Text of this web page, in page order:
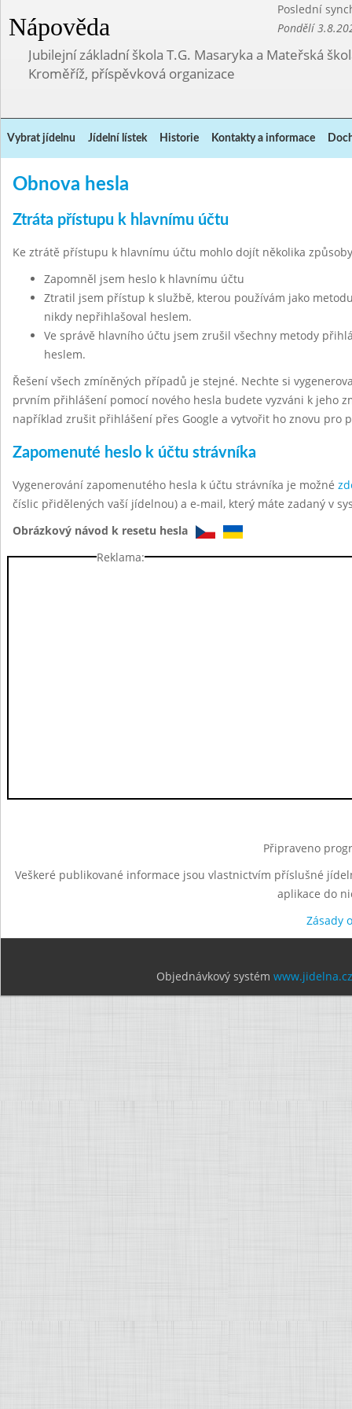
Nápověda
Poslední
Pondělí
Jubilejní základní škola T.G. Masaryka a Mateřská
Kroměříž, příspěvková organizace
Vybrat jídelnu Jídelní lístek Historie Kontakty a informace
Obnova hesla
Ztráta přístupu k hlavnímu účtu
Ke ztrátě přístupu k hlavnímu účtu mohlo dojít několika
Zapomněl jsem heslo k hlavnímu účtu
Ztratil jsem přístup k službě, kterou používám jako
nikdy nepřihlašoval heslem.
Ve správě hlavního účtu jsem zrušil všechny metody
heslem.
Řešení všech zmíněných případů je stejné. Nechte si
prvním přihlášení pomocí nového hesla budete vyzváni k jeho
například zrušit přihlášení přes Google a vytvořit ho znovu pro
Zapomenuté heslo k účtu strávníka
Vygenerování zapomenutého hesla k účtu strávníka je možné
číslic přidělených vaší jídelnou) a e-mail, který máte zadaný v
Obrázkový návod k resetu hesla
Reklama:
Připraveno
Veškeré publikované informace jsou vlastnictvím příslušné
aplikace do
Zásady
Objednávkový systém www.jidelna.cz